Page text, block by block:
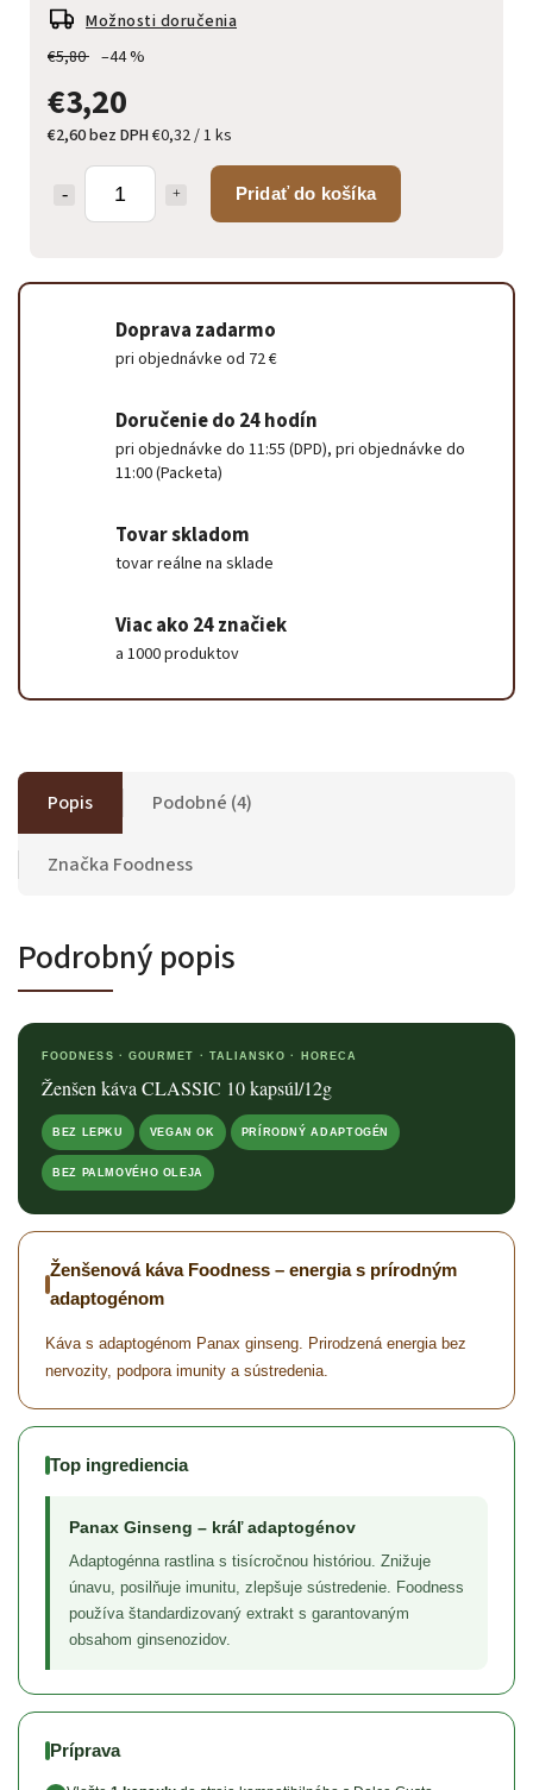
€5,80 –44 %
€3,20
€2,60 bez DPH€0,32 / 1 ks
Pridať do košíka
Možnosti doručenia
Doprava zadarmo
pri objednávke od 72 €
Doručenie do 24 hodín
pri objednávke do 11:55 (DPD), pri objednávke do
11:00 (Packeta)
Tovar skladom
tovar reálne na sklade
Viac ako 24 značiek
a 1000 produktov
Popis Podobné (4)
Značka Foodness
Podrobný popis
FOODNESS · GOURMET · TALIANSKO · HORECA
Ženšen káva CLASSIC 10 kapsúl/12g
BEZ LEPKU VEGAN OK PRÍRODNÝ ADAPTOGÉN
BEZ PALMOVÉHO OLEJA
Ženšenová káva Foodness – energia s prírodným
adaptogénom
Káva s adaptogénom Panax ginseng. Prirodzená energia bez
nervozity, podpora imunity a sústredenia.
Top ingrediencia
Panax Ginseng – kráľ adaptogénov
Adaptogénna rastlina s tisícročnou históriou. Znižuje
únavu, posilňuje imunitu, zlepšuje sústredenie. Foodness
používa štandardizovaný extrakt s garantovaným
obsahom ginsenozidov.
Príprava